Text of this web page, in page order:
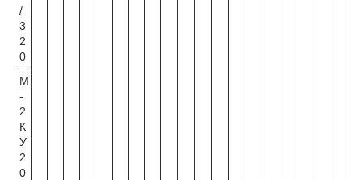
/
3
2
0
М
-
2
К
У
2
0